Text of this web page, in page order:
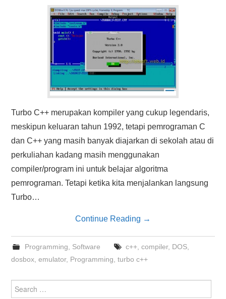
HASIL PENCARIAN
Turbo C++ merupakan kompiler yang cukup legendaris,
meskipun keluaran tahun 1992, tetapi pemrograman C
dan C++ yang masih banyak diajarkan di sekolah atau di
perkuliahan kadang masih menggunakan
compiler/program ini untuk belajar algoritma
pemrograman. Tetapi ketika kita menjalankan langsung
Turbo…
Continue Reading →
Programming Software c++, compiler, DOS,
dosbox ,emulator, Programming ,turbo c++
for: